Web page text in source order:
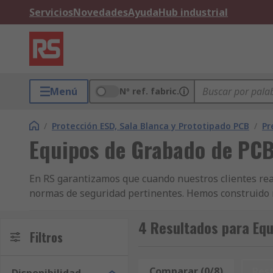
ServiciosNovedadesAyudaHub industrial
Menú Nº ref. fabric.
/ Protección ESD, Sala Blanca y Prototipado PCB /
Equipos de Grabado de
En RS garantizamos que cuando nuestros clientes
normas de seguridad pertinentes. Hemos
de stock en el mercado. Con un servicio de
cuando los necesite. RS también tiene una
productos de Componentes Electrónicos, Fuentes
Filtros 4 Resultados para